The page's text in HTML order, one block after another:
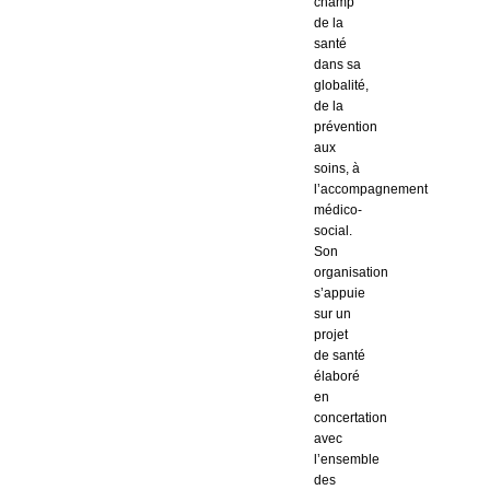
de la
santé
dans sa
globalité,
de la
prévention
aux
soins, à
l’accompagnement
médico-
social.
Son
organisation
s’appuie
sur un
projet
de santé
élaboré
en
concertation
avec
l’ensemble
des